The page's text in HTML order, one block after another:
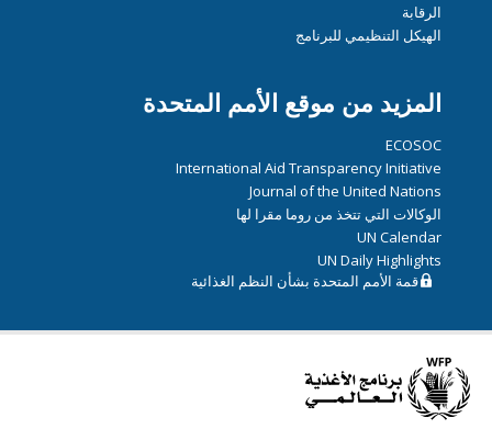
الرقابة
الهيكل التنظيمي للبرنامج
المزيد من موقع الأمم المتحدة
ECOSOC
International Aid Transparency Initiative
Journal of the United Nations
الوكالات التي تتخذ من روما مقرا لها
UN Calendar
UN Daily Highlights
قمة الأمم المتحدة بشأن النظم الغذائية